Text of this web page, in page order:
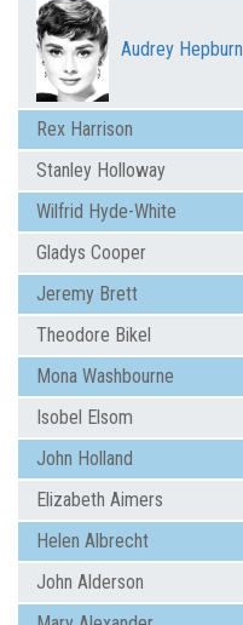
Audrey Hepburn
Rex Harrison
Stanley Holloway
Wilfrid Hyde-White
Gladys Cooper
Jeremy Brett
Theodore Bikel
Mona Washbourne
Isobel Elsom
John Holland
Elizabeth Aimers
Helen Albrecht
John Alderson